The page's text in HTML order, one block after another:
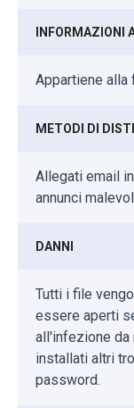
INFORMAZIONI
Appartiene alla
METODI DI
Allegati email
annunci
DANNI
Tutti i file
essere aperti
all'infezione da
installati altri
password.